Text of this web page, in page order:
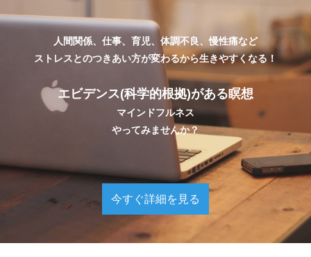
人間関係、仕事、育児、体調不良、慢性痛など
ストレスとのつきあい方が変わるから生きやすくなる！
エビデンス(科学的根拠)がある瞑想
マインドフルネス
やってみませんか？
今すぐ詳細を見る